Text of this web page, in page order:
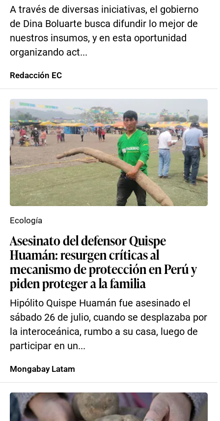
A través de diversas iniciativas, el gobierno
de Dina Boluarte busca difundir lo mejor de
nuestros insumos, y en esta oportunidad
organizando act...
Redacción EC
Asesinato del defensor Quispe
Huamán: resurgen críticas al
mecanismo de protección en Perú y
piden proteger a la familia
Hipólito Quispe Huamán fue asesinado el
sábado 26 de julio, cuando se desplazaba por
la interoceánica, rumbo a su casa, luego de
participar en un...
Ecología
Mongabay Latam